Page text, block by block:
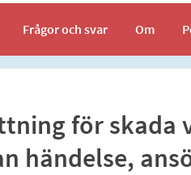
Frågor och svar Om
för skada
händelse,